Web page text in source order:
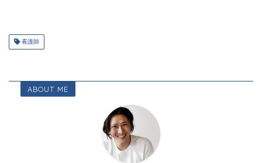
看護師
ABOUT ME